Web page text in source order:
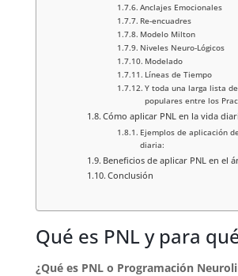
Anclajes Emocionales
Re-encuadres
Modelo Milton
Niveles Neuro-Lógicos
Modelado
Líneas de Tiempo
Y toda una larga lista
populares entre los
Cómo aplicar PNL en la vida
Ejemplos de aplicación
diaria:
Beneficios de aplicar PNL en el
Conclusión
Qué es PNL y para
¿Qué es PNL o Programación